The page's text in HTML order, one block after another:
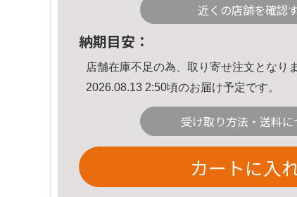
近くの店舗を確認
納期目安：
店舗在庫不足の為、取り寄せ注文となりま
2026.08.13 2:50頃のお届け予定です。
受け取り方法・送料に
カートに入